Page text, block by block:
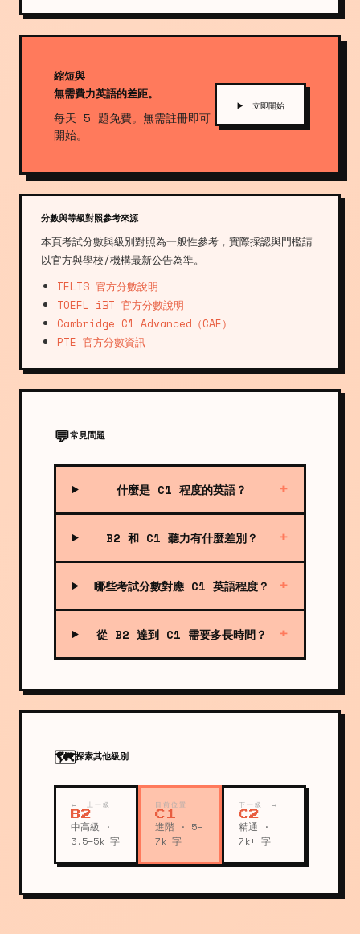
縮短與
無需費力英語的差距。
每天 5 題免費。無需註冊即可
開始。
▶ 立即開始
分數與等級對照參考來源
本頁考試分數與級別對照為一般性參考，實際採認與門檻請
以官方與學校/機構最新公告為準。
IELTS 官方分數說明
TOEFL iBT 官方分數說明
Cambridge C1 Advanced（CAE）
PTE 官方分數資訊
💬常見問題
什麼是 C1 程度的英語？ +
B2 和 C1 聽力有什麼差別？ +
哪些考試分數對應 C1 英語程度？ +
從 B2 達到 C1 需要多長時間？ +
🗺️探索其他級別
← 上一級
B2
中高級 ·
3.5–5k 字
目前位置
C1
進階 · 5–
7k 字
下一級 →
C2
精通 ·
7k+ 字